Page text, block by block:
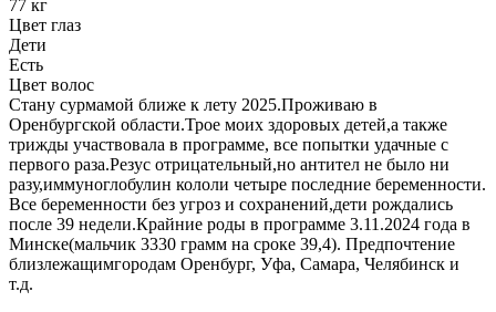
77 кг
Цвет глаз
Дети
Есть
Цвет волос
Стану сурмамой ближе к лету 2025.Проживаю в
Оренбургской области.Трое моих здоровых детей,а также
трижды участвовала в программе, все попытки удачные с
первого раза.Резус отрицательный,но антител не было ни
разу,иммуноглобулин кололи четыре последние беременности.
Все беременности без угроз и сохранений,дети рождались
после 39 недели.Крайние роды в программе 3.11.2024 года в
Минске(мальчик 3330 грамм на сроке 39,4). Предпочтение
близлежащимгородам Оренбург, Уфа, Самара, Челябинск и
т.д.